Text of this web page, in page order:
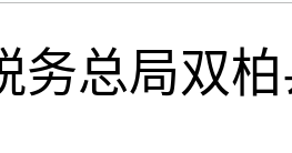
务总局双